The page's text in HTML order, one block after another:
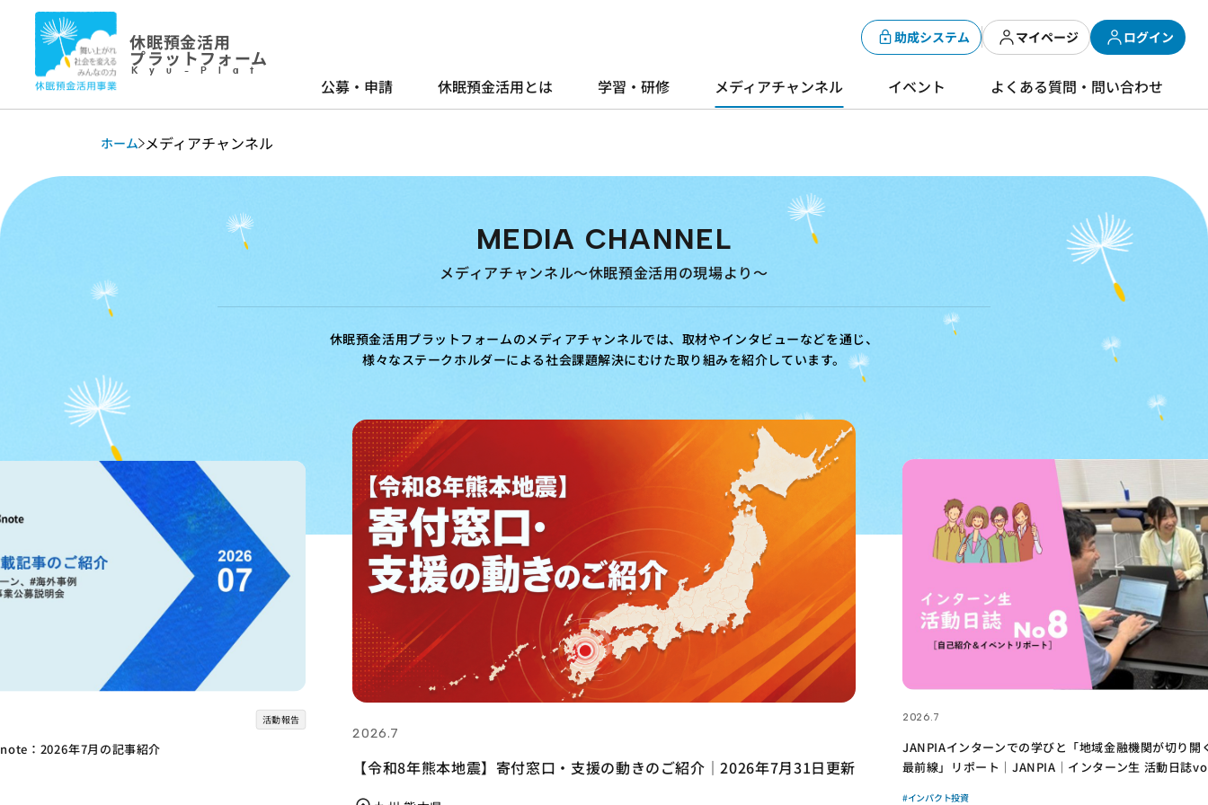
休眠預金活用
プラットフォーム
Kyu-Plat
助成システム マイページ ログイン
公募・申請 休眠預金活用とは 学習・研修 メディアチャンネル イベント よくある質問・問い合わせ
ホーム メディアチャンネル
MEDIA CHANNEL
メディアチャンネル～休眠預金活用の現場より～
休眠預金活用プラットフォームのメディアチャンネルでは、取材やインタビューなどを通じ、
様々なステークホルダーによる社会課題解決にむけた取り組みを紹介しています。
寄付窓口・支援の動きのご紹介｜2026年7月31日更新 2026.7
JANPIAインターンでの学びと「地域金融機関が切り開くインパクト投資の
最前線」リポート｜JANPIA｜インターン生 活動日誌vol8
2026.7
「国連アジア太平洋経済社会委員会・アジア太平洋シ
休眠預金活用事業が紹介されました！｜成果物レポート
#多機関連携